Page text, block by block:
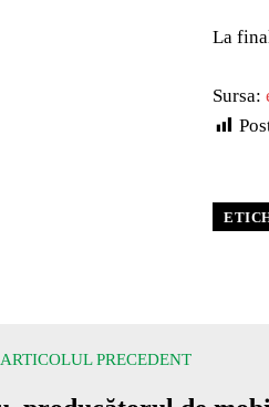
La
Sursa:
ARTICOLUL PRECEDENT